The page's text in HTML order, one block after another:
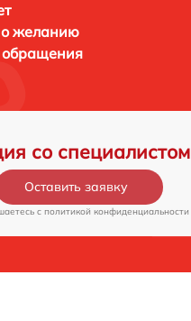
желанию
обращения
со специалистом
Оставить заявку
c политикой конфиденциальности